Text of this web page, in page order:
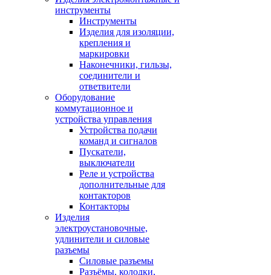
инструменты
Инструменты
Изделия для изоляции,
крепления и
маркировки
Наконечники, гильзы,
соединители и
ответвители
Оборудование
коммутационное и
устройства управления
Устройства подачи
команд и сигналов
Пускатели,
выключатели
Реле и устройства
дополнительные для
контакторов
Контакторы
Изделия
электроустановочные,
удлинители и силовые
разъемы
Силовые разъемы
Разъёмы, колодки,